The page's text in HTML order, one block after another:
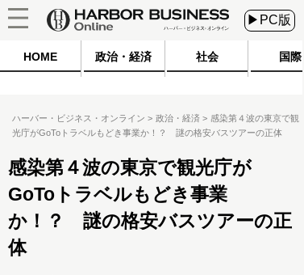
▶PC版
HOME 政治・経済 社会 国際
ハーバー・ビジネス・オンライン 政治・経済
感染第４波の東京で観
光庁がGoToトラベルもどき事業か！？ 謎の格安バスツアーの正体
感染第４波の東京で観光庁が
GoToトラベルもどき事業
か！？ 謎の格安バスツアーの正
体